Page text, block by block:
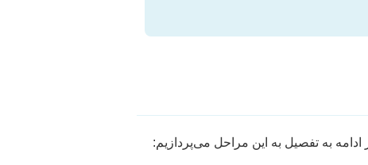
به تفصیل به این مراحل می‌پردازیم: